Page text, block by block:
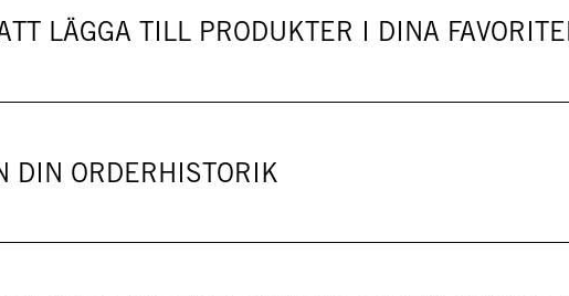
LÄGGA TILL PRODUKTER I DINA
DIN ORDERHISTORIK